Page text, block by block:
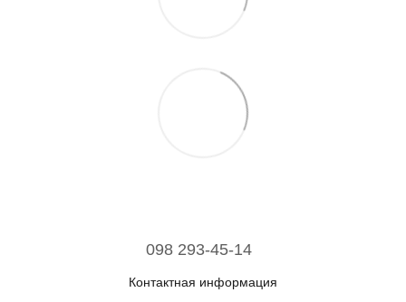
098 293-45-14
Контактная информация